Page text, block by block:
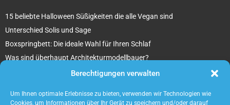
Berechtigungen verwalten
Um Ihnen optimale Erlebnisse zu bieten, verwenden wir Technologien wie
Cookies, um Informationen über Ihr Gerät zu speichern und/oder darauf
15 beliebte Halloween Süßigkeiten die alle Vegan sind
Unterschied Solis und Sage
Boxspringbett: Die ideale Wahl für Ihren Schlaf
Was sind überhaupt Architekturmodellbauer?
Tipps für Ihr beton ciré Badezimmer